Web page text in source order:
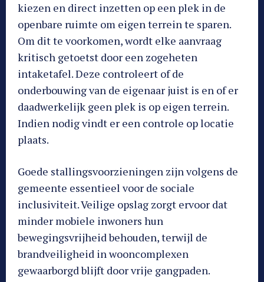
kiezen en direct inzetten op een plek in de
openbare ruimte om eigen terrein te sparen.
Om dit te voorkomen, wordt elke aanvraag
kritisch getoetst door een zogeheten
intaketafel. Deze controleert of de
onderbouwing van de eigenaar juist is en of er
daadwerkelijk geen plek is op eigen terrein.
Indien nodig vindt er een controle op locatie
plaats.
Goede stallingsvoorzieningen zijn volgens de
gemeente essentieel voor de sociale
inclusiviteit. Veilige opslag zorgt ervoor dat
minder mobiele inwoners hun
bewegingsvrijheid behouden, terwijl de
brandveiligheid in wooncomplexen
gewaarborgd blijft door vrije gangpaden.